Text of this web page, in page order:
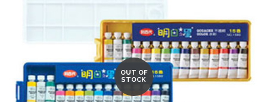
OUT OF
STOCK